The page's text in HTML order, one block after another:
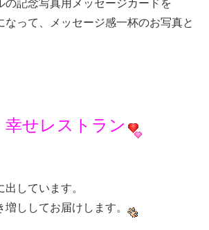
記念写真用メッセージカードを
って、メッセージ感一杯のお写真と
幸せレストラン
しています。
ししてお届けします。